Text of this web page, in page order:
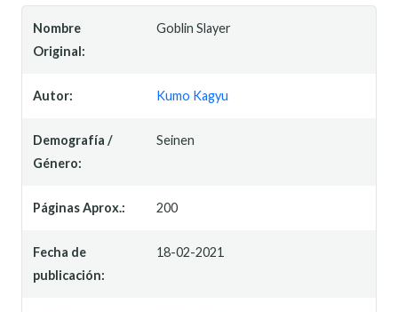
Nombre
Original:
Goblin Slayer
Autor: Kumo Kagyu
Demografía /
Género:
Seinen
Páginas Aprox.: 200
Fecha de
publicación:
18-02-2021